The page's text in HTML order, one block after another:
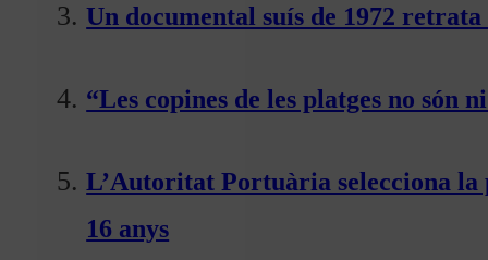
Un documental suís de 1972
“Les copines de les platges no
L’Autoritat Portuària selecciona
16 anys